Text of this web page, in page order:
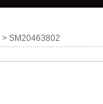
> SM20463802